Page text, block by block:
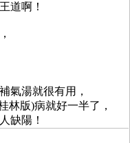
道啊！
氣湯就很有用，
林版)病就好一半了，
缺陽！